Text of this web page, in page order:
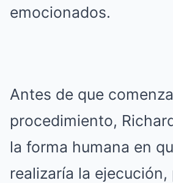
emocionados.
Antes de que
procedimiento,
la forma humana en
realizaría la ejecución,